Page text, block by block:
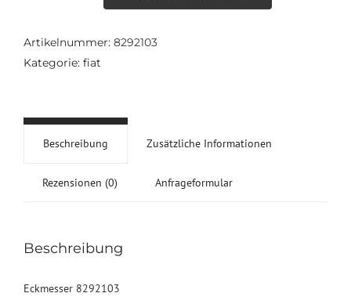
Artikelnummer: 8292103
Kategorie: fiat
Beschreibung Zusätzliche Informationen
Rezensionen (0) Anfrageformular
Beschreibung
Eckmesser 8292103